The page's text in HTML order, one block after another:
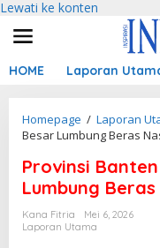
Lewati ke konten
HOME Laporan
Homepage / Laporan
Besar Lumbung Beras
Provinsi
Lumbung
Kana Fitria
Mei 6, 2026
Laporan Utama